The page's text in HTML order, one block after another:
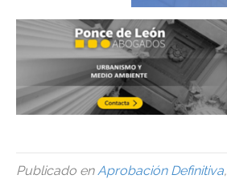
Publicado enAprobación Definitiva,